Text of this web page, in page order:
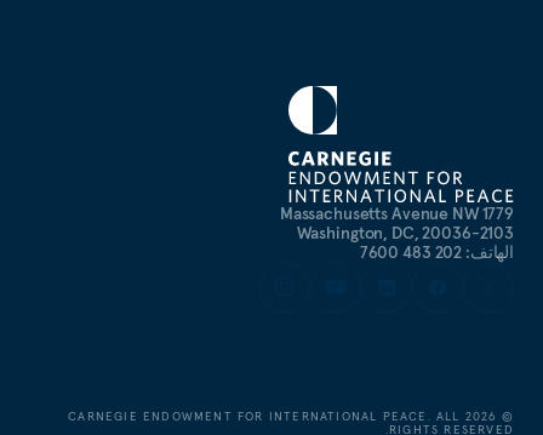
1779 Massachusetts Avenue NW
Washington, DC, 20036-2103
الهاتف: 202 483 7600
©
2026
CARNEGIE ENDOWMENT FOR INTERNATIONAL PEACE. ALL
RIGHTS RESERVED.